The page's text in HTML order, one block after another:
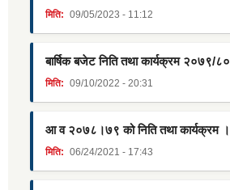
मिति: 09/05/2023 - 11:12
बार्षिक बजेट निति तथा कार्यक्रम २०७९/८०
मिति: 09/10/2022 - 20:31
आ व २०७८।७९ को निति तथा कार्यक्रम ।
मिति: 06/24/2021 - 17:43